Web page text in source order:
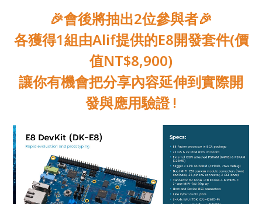
🎉會後將抽出2位參與者🎉
各獲得1組由Alif提供的E8開發套件(價
值NT$8,900)
讓你有機會把分享內容延伸到實際開
發與應用驗證 !